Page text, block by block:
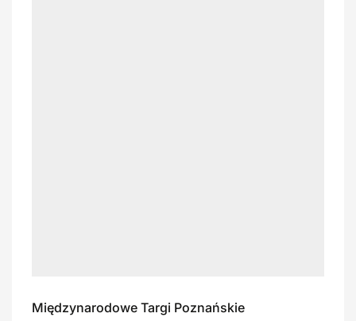
Międzynarodowe Targi Poznańskie